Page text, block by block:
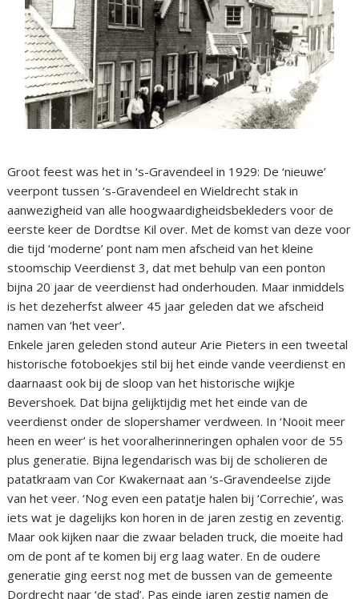
Groot feest was het in ‘s-Gravendeel in 1929: De ‘nieuwe’
veerpont tussen ‘s-Gravendeel en Wieldrecht stak in
aanwezigheid van alle hoogwaardigheidsbekleders voor de
eerste keer de Dordtse Kil over. Met de komst van deze voor
die tijd ‘moderne’ pont nam men afscheid van het kleine
stoomschip Veerdienst 3, dat met behulp van een ponton
bijna 20 jaar de veerdienst had onderhouden. Maar inmiddels
is het dezeherfst alweer 45 jaar geleden dat we afscheid
namen van ‘het veer’.
Enkele jaren geleden stond auteur Arie Pieters in een tweetal
historische fotoboekjes stil bij het einde vande veerdienst en
daarnaast ook bij de sloop van het historische wijkje
Bevershoek. Dat bijna gelijktijdig met het einde van de
veerdienst onder de slopershamer verdween. In ‘Nooit meer
heen en weer’ is het vooralherinneringen ophalen voor de 55
plus generatie. Bijna legendarisch was bij de scholieren de
patatkraam van Cor Kwakernaat aan ‘s-Gravendeelse zijde
van het veer. ‘Nog even een patatje halen bij ‘Correchie’, was
iets wat je dagelijks kon horen in de jaren zestig en zeventig.
Maar ook kijken naar die zwaar beladen truck, die moeite had
om de pont af te komen bij erg laag water. En de oudere
generatie ging eerst nog met de bussen van de gemeente
Dordrecht naar ‘de stad’. Pas einde jaren zestig namen de